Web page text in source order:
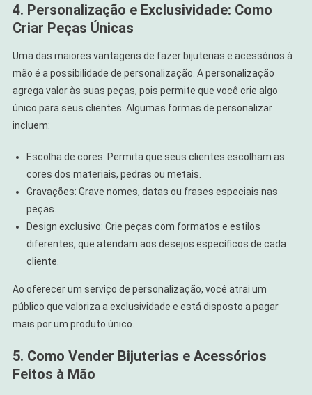
4. Personalização e Exclusividade: Como
Criar Peças Únicas
Uma das maiores vantagens de fazer bijuterias e acessórios à
mão é a possibilidade de personalização. A personalização
agrega valor às suas peças, pois permite que você crie algo
único para seus clientes. Algumas formas de personalizar
incluem:
Escolha de cores: Permita que seus clientes escolham as
cores dos materiais, pedras ou metais.
Gravações: Grave nomes, datas ou frases especiais nas
peças.
Design exclusivo: Crie peças com formatos e estilos
diferentes, que atendam aos desejos específicos de cada
cliente.
Ao oferecer um serviço de personalização, você atrai um
público que valoriza a exclusividade e está disposto a pagar
mais por um produto único.
5. Como Vender Bijuterias e Acessórios
Feitos à Mão